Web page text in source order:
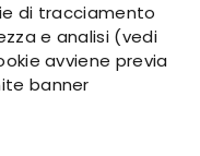
di tracciamento
e analisi (vedi
avviene previa
banner